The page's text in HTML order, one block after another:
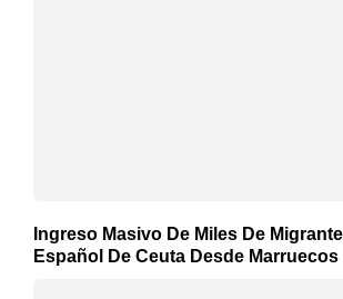
Ingreso Masivo De Miles De
Español De Ceuta Desde Marruecos